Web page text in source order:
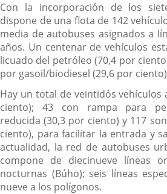
Con la incorporación de los
dispone de una flota de 142
media de autobuses asignados a
años. Un centenar de vehículos
licuado del petróleo (70,4 por
por gasoil/biodiesel (29,6 por
Hay un total de veintidós vehículos
ciento); 43 con rampa para
reducida (30,3 por ciento) y 117
ciento), para facilitar la entrada y
actualidad, la red de autobuses
compone de diecinueve líneas
nocturnas (Búho); seis líneas
nueve a los polígonos.